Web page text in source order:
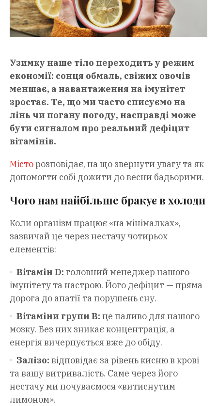
Узимку наше тіло переходить у режим
економії: сонця обмаль, свіжих овочів
меншає, а навантаження на імунітет
зростає. Те, що ми часто списуємо на
лінь чи погану погоду, насправді може
бути сигналом про реальний дефіцит
вітамінів.
Місторозповідає, на що звернути увагу та як
допомогти собі дожити до весни бадьорими.
Чого нам найбільше бракує в холоди
Коли організм працює «на мінімалках»,
зазвичай це через нестачу чотирьох
елементів:
Вітамін D: головний менеджер нашого
імунітету та настрою. Його дефіцит — пряма
дорога до апатії та порушень сну.
Вітаміни групи B: це паливо для нашого
мозку. Без них зникає концентрація, а
енергія вичерпується вже до обіду.
Залізо: відповідає за рівень кисню в крові
та вашу витривалість. Саме через його
нестачу ми почуваємося «витиснутим
лимоном».